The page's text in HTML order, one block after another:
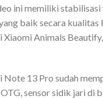
ini memiliki
baik secara
Animals
Note 13 Pro sudah
sensor sidik jari